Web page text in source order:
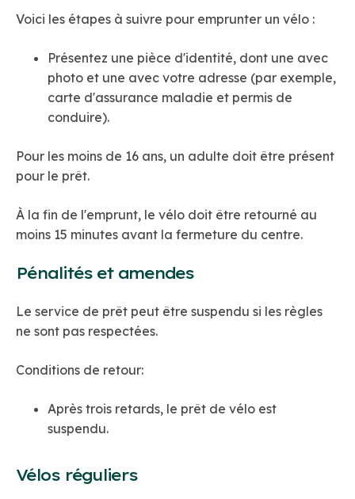
Voici les étapes à suivre pour emprunter un vélo :
Présentez une pièce d'identité, dont une avec
photo et une avec votre adresse (par exemple,
carte d'assurance maladie et permis de
conduire).
Pour les moins de 16 ans, un adulte doit être présent
pour le prêt.
À la fin de l'emprunt, le vélo doit être retourné au
moins 15 minutes avant la fermeture du centre.
Pénalités et amendes
Le service de prêt peut être suspendu si les règles
ne sont pas respectées.
Conditions de retour:
Après trois retards, le prêt de vélo est
suspendu.
Vélos réguliers